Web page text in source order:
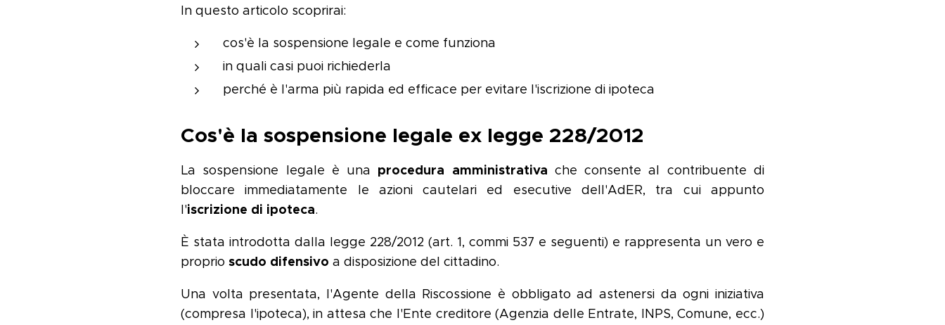
In questo articolo scoprirai:
cos'è la sospensione legale e come funziona
in quali casi puoi richiederla
perché è l'arma più rapida ed efficace per evitare l'iscrizione di ipoteca
Cos'è la sospensione legale ex legge 228/2012
La sospensione legale è una procedura amministrativa che consente al contribuente di
bloccare immediatamente le azioni cautelari ed esecutive dell'AdER, tra cui appunto
l'iscrizione di ipoteca.
È stata introdotta dalla legge 228/2012 (art. 1, commi 537 e seguenti) e rappresenta un vero e
proprio scudo difensivo a disposizione del cittadino.
Una volta presentata, l'Agente della Riscossione è obbligato ad astenersi da ogni iniziativa
(compresa l'ipoteca), in attesa che l'Ente creditore (Agenzia delle Entrate, INPS, Comune, ecc.)